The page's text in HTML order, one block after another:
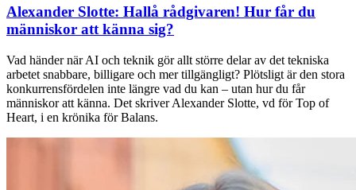
Alexander Slotte: Hallå rådgivaren! Hur får du
människor att känna sig?
Vad händer när AI och teknik gör allt större delar av det tekniska
arbetet snabbare, billigare och mer tillgängligt? Plötsligt är den stora
konkurrensfördelen inte längre vad du kan – utan hur du får
människor att känna. Det skriver Alexander Slotte, vd för Top of
Heart, i en krönika för Balans.